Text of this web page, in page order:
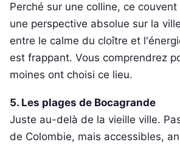
Perché sur une colline, ce
une perspective absolue sur la
entre le calme du cloître et
est frappant. Vous comprendrez
moines ont choisi ce lieu.
5. Les plages de Bocagrande
Juste au-delà de la vieille ville.
de Colombie, mais accessibles,